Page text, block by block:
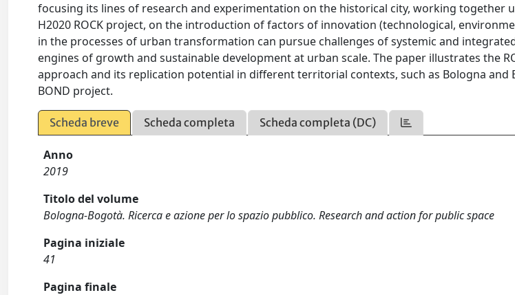
focusing its lines of research and experimentation on the historical city, working together
H2020 ROCK project, on the introduction of factors of innovation (technological,
in the processes of urban transformation can pursue challenges of systemic and
engines of growth and sustainable development at urban scale. The paper illustrates the
approach and its replication potential in different territorial contexts, such as Bologna and
BOND project.
Scheda breve Scheda completa Scheda completa (DC)
Anno
2019
Titolo del volume
Bologna-Bogotà. Ricerca e azione per lo spazio pubblico. Research and action for public space
Pagina iniziale
41
Pagina finale